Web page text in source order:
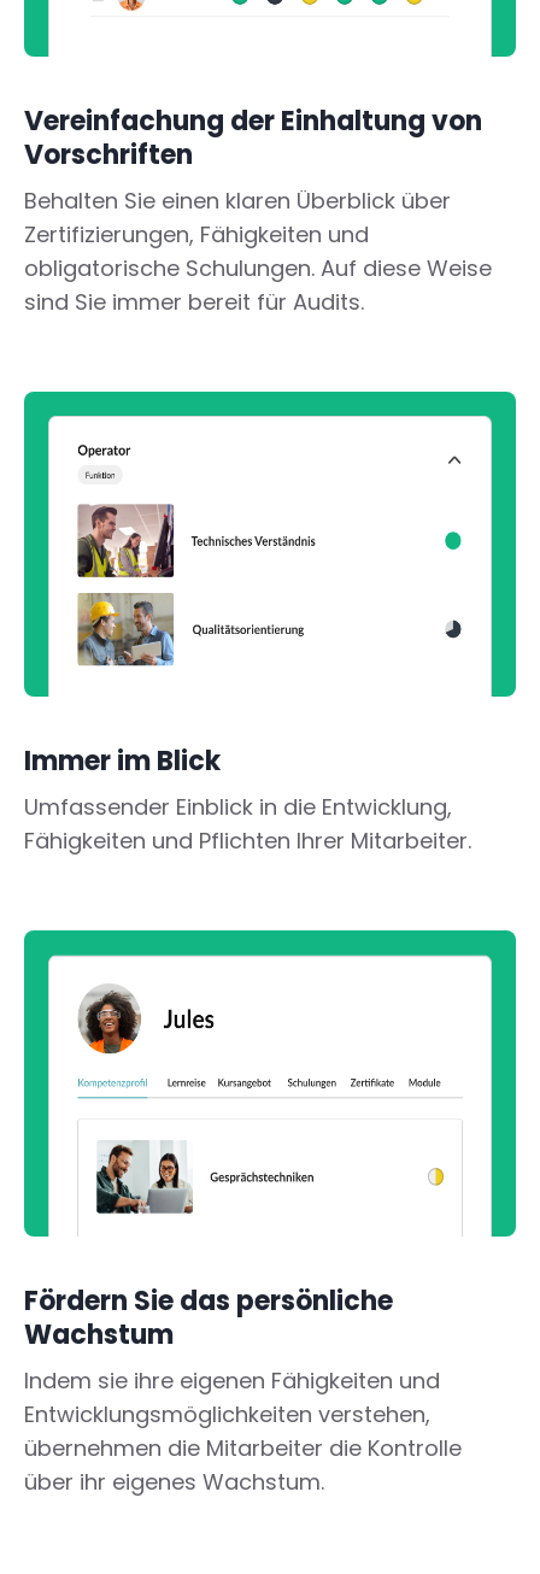
Vereinfachung der Einhaltung von
Vorschriften
Behalten Sie einen klaren Überblick über
Zertifizierungen, Fähigkeiten und
obligatorische Schulungen. Auf diese Weise
sind Sie immer bereit für Audits.
Immer im Blick
Umfassender Einblick in die Entwicklung,
Fähigkeiten und Pflichten Ihrer Mitarbeiter.
Fördern Sie das persönliche
Wachstum
Indem sie ihre eigenen Fähigkeiten und
Entwicklungsmöglichkeiten verstehen,
übernehmen die Mitarbeiter die Kontrolle
über ihr eigenes Wachstum.